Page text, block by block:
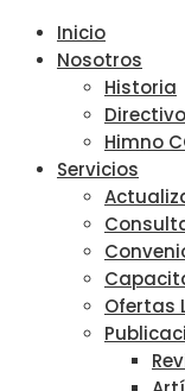
Inicio
Nosotros
Historia
Himno
Servicios
Ofertas